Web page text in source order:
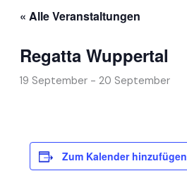
« Alle Veranstaltungen
Regatta Wuppertal
19 September- 20 September
Zum Kalender hinzufügen